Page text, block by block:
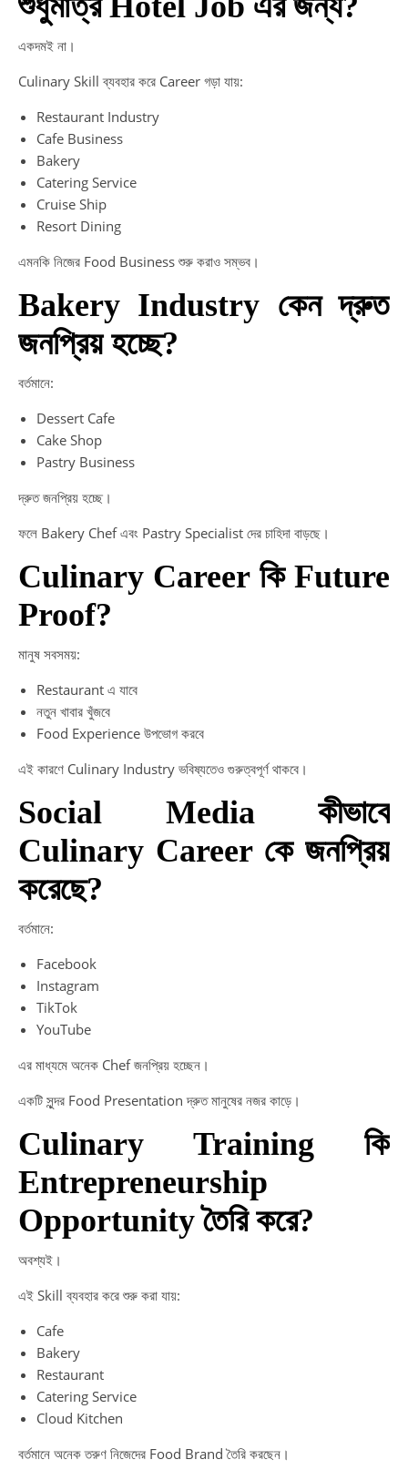
একদমই না।
Culinary Skill ব্যবহার করে Career গড়া যায়:
Restaurant Industry
Cafe Business
Bakery
Catering Service
Cruise Ship
Resort Dining
এমনকি নিজের Food Business শুরু করাও সম্ভব।
Bakery Industry কেন দ্রুত
জনপ্রিয় হচ্ছে?
বর্তমানে:
Dessert Cafe
Cake Shop
Pastry Business
দ্রুত জনপ্রিয় হচ্ছে।
ফলে Bakery Chef এবং Pastry Specialist দের চাহিদা বাড়ছে।
Culinary Career কি Future
Proof?
মানুষ সবসময়:
Restaurant এ যাবে
নতুন খাবার খুঁজবে
Food Experience উপভোগ করবে
এই কারণে Culinary Industry ভবিষ্যতেও গুরুত্বপূর্ণ থাকবে।
Social Media কীভাবে
Culinary Career কে জনপ্রিয়
করেছে?
বর্তমানে:
Facebook
Instagram
TikTok
YouTube
এর মাধ্যমে অনেক Chef জনপ্রিয় হচ্ছেন।
একটি সুন্দর Food Presentation দ্রুত মানুষের নজর কাড়ে।
Culinary Training কি
Entrepreneurship
Opportunity তৈরি করে?
অবশ্যই।
এই Skill ব্যবহার করে শুরু করা যায়:
Cafe
Bakery
Restaurant
Catering Service
Cloud Kitchen
বর্তমানে অনেক তরুণ নিজেদের Food Brand তৈরি করছেন।